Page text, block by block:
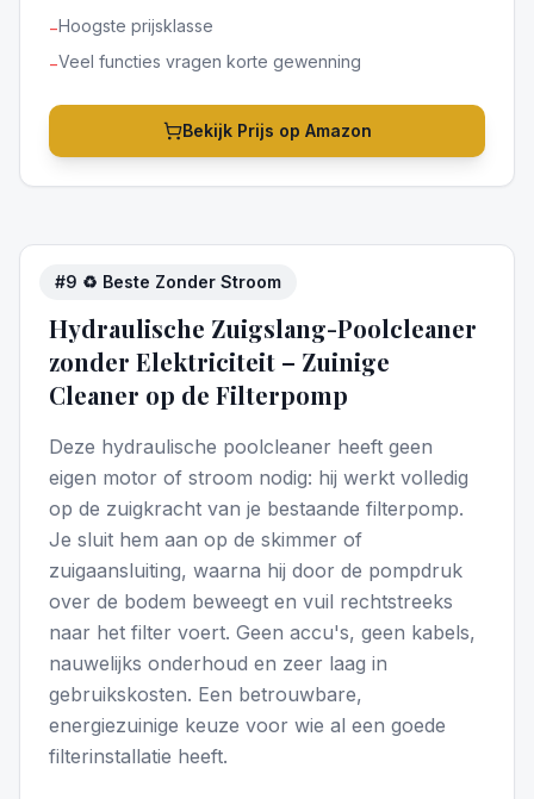
−Hoogste prijsklasse
−Veel functies vragen korte gewenning
Bekijk Prijs op Amazon
#9 ♻️ Beste Zonder Stroom
4/5
Hydraulische Zuigslang-Poolcleaner
zonder Elektriciteit – Zuinige
Cleaner op de Filterpomp
Deze hydraulische poolcleaner heeft geen
eigen motor of stroom nodig: hij werkt volledig
op de zuigkracht van je bestaande filterpomp.
Je sluit hem aan op de skimmer of
zuigaansluiting, waarna hij door de pompdruk
over de bodem beweegt en vuil rechtstreeks
naar het filter voert. Geen accu's, geen kabels,
nauwelijks onderhoud en zeer laag in
gebruikskosten. Een betrouwbare,
energiezuinige keuze voor wie al een goede
filterinstallatie heeft.